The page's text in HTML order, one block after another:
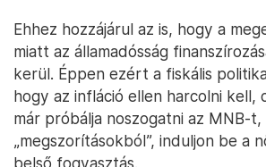
Ehhez hozzájárul az is, hogy a
miatt az államadósság
kerül. Éppen ezért a fiskális
hogy az infláció ellen harcolni kell,
már próbálja noszogatni az MNB-
„megszorításokból”, induljon be a
belső fogyasztás.